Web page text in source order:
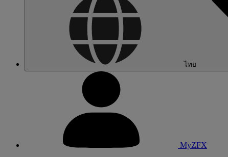
ไทย
MyZFX